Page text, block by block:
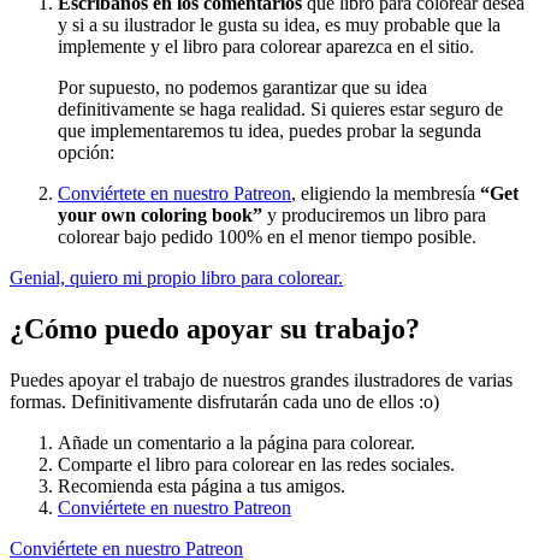
y si a su ilustrador le gusta su idea, es muy probable que la
implemente y el libro para colorear aparezca en el sitio.
Por supuesto, no podemos garantizar que su idea
definitivamente se haga realidad. Si quieres estar seguro de
que implementaremos tu idea, puedes probar la segunda
opción:
Conviértete en nuestro Patreon, eligiendo la membresía “Get
your own coloring book” y produciremos un libro para
colorear bajo pedido 100% en el menor tiempo posible.
Genial, quiero mi propio libro para colorear.
¿Cómo puedo apoyar su trabajo?
Puedes apoyar el trabajo de nuestros grandes ilustradores de varias
formas. Definitivamente disfrutarán cada uno de ellos :o)
Añade un comentario a la página para colorear.
Comparte el libro para colorear en las redes sociales.
Recomienda esta página a tus amigos.
Conviértete en nuestro Patreon
Conviértete en nuestro Patreon